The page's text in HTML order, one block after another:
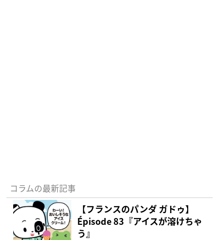
コラムの最新記事
【フランスのパンダ ガドゥ】
Épisode 83『アイスが溶けちゃ
う』